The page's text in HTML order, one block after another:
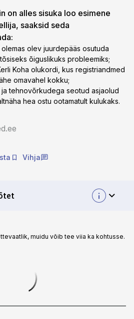
on alles sisuka loo esimene
saaksid seda
olev juurdepääs osutuda
õiguslikuks probleemiks;
Koha olukordi, kus registriandmed
omavahel kokku;
tehnovõrkudega seotud asjaolud
hea ostu ootamatult kulukaks.
Vihja
muidu võib tee viia ka kohtusse.